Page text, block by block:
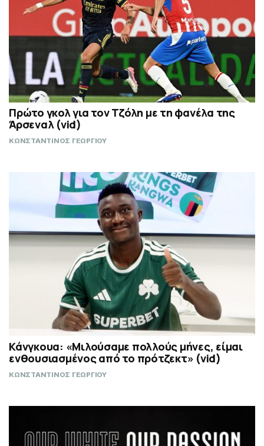
Πρώτο γκολ για τον Τζόλη με τη φανέλα της
Άρσεναλ (vid)
ΚΩΝΣΤΑΝΤΙΝΟΣ ΓΕΩΡΓΙΟΥ
Κάνγκουα: «Μιλούσαμε πολλούς μήνες, είμαι
ενθουσιασμένος από το πρότζεκτ» (vid)
ΚΩΝΣΤΑΝΤΙΝΟΣ ΓΕΩΡΓΙΟΥ